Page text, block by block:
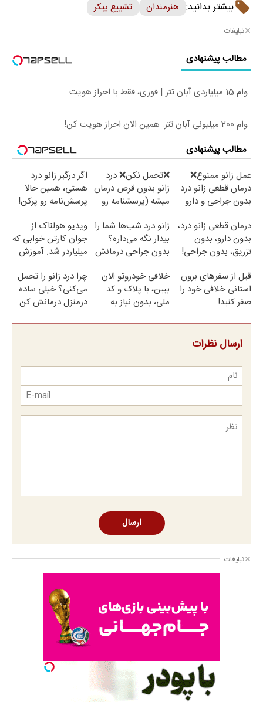
بیشتر بدانید: هنرمندان تشییع پیکر
تبلیغات
مطالب پیشنهادی
وام 15 میلیاردی آبان تتر | فوری، فقط با احراز هویت
وام 200 میلیونی آبان تتر. همین الان احراز هویت کن!
مطالب پیشنهادی
عمل زانو ممنوع❌
درمان قطعی زانو درد
بدون جراحی و دارو
❌تحمل نکن❌ درد
زانو بدون قرص درمان
میشه (پرسشنامه رو
اگر درگیر زانو درد
هستی، همین حالا
پرسش‌نامه رو پرکن!
درمان قطعی زانو درد،
بدون دارو، بدون
تزریق، بدون جراحی!
زانو درد شب‌ها شما را
بیدار نگه می‌داره؟
بدون جراحی درمانش
ویدیو هولناک از
جوان کارتن خوابی که
میلیاردر شد. آموزش
قبل از سفرهای برون
استانی خلافی خود را
صفر کنید!
خلافی خودروتو الان
ببین، با پلاک و کد
ملی، بدون نیاز به
چرا درد زانو را تحمل
می‌کنی؟ خیلی ساده
درمنزل درمانش کن
ارسال نظرات
ارسال
تبلیغات